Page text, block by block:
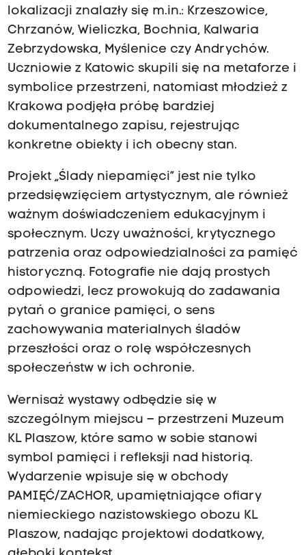
lokalizacji znalazły się m.in.: Krzeszowice,
Chrzanów, Wieliczka, Bochnia, Kalwaria
Zebrzydowska, Myślenice czy Andrychów.
Uczniowie z Katowic skupili się na metaforze i
symbolice przestrzeni, natomiast młodzież z
Krakowa podjęła próbę bardziej
dokumentalnego zapisu, rejestrując
konkretne obiekty i ich obecny stan.
Projekt „Ślady niepamięci” jest nie tylko
przedsięwzięciem artystycznym, ale również
ważnym doświadczeniem edukacyjnym i
społecznym. Uczy uważności, krytycznego
patrzenia oraz odpowiedzialności za pamięć
historyczną. Fotografie nie dają prostych
odpowiedzi, lecz prowokują do zadawania
pytań o granice pamięci, o sens
zachowywania materialnych śladów
przeszłości oraz o rolę współczesnych
społeczeństw w ich ochronie.
Wernisaż wystawy odbędzie się w
szczególnym miejscu – przestrzeni Muzeum
KL Plaszow, które samo w sobie stanowi
symbol pamięci i refleksji nad historią.
Wydarzenie wpisuje się w obchody
PAMIĘĆ/ZACHOR, upamiętniające ofiary
niemieckiego nazistowskiego obozu KL
Plaszow, nadając projektowi dodatkowy,